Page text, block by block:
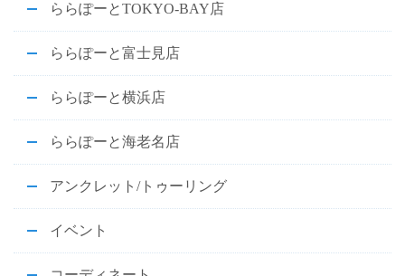
ららぽーとTOKYO-BAY店
ららぽーと富士見店
ららぽーと横浜店
ららぽーと海老名店
アンクレット/トゥーリング
イベント